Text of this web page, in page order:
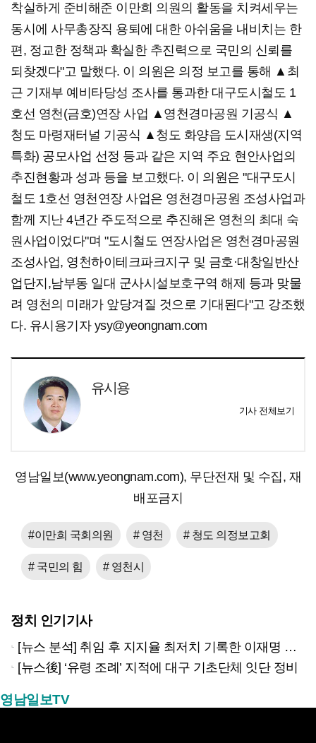
착실하게 준비해준 이만희 의원의 활동을 치켜세우는
동시에 사무총장직 용퇴에 대한 아쉬움을 내비치는 한
편, 정교한 정책과 확실한 추진력으로 국민의 신뢰를
되찾겠다"고 말했다. 이 의원은 의정 보고를 통해 ▲최
근 기재부 예비타당성 조사를 통과한 대구도시철도 1
호선 영천(금호)연장 사업 ▲영천경마공원 기공식 ▲
청도 마령재터널 기공식 ▲청도 화양읍 도시재생(지역
특화) 공모사업 선정 등과 같은 지역 주요 현안사업의
추진현황과 성과 등을 보고했다. 이 의원은 "대구도시
철도 1호선 영천연장 사업은 영천경마공원 조성사업과
함께 지난 4년간 주도적으로 추진해온 영천의 최대 숙
원사업이었다"며 "도시철도 연장사업은 영천경마공원
조성사업, 영천하이테크파크지구 및 금호·대창일반산
업단지,남부동 일대 군사시설보호구역 해제 등과 맞물
려 영천의 미래가 앞당겨질 것으로 기대된다"고 강조했
다. 유시용기자 ysy@yeongnam.com
유시용
기사 전체보기
영남일보(www.yeongnam.com), 무단전재 및 수집, 재
배포금지
#이만희 국회의원 # 영천 # 청도 의정보고회
# 국민의 힘 # 영천시
정치 인기기사
[뉴스 분석] 취임 후 지지율 최저치 기록한 이재명 대통령…왜?
[뉴스後] ‘유령 조례’ 지적에 대구 기초단체 잇단 정비
영남일보TV